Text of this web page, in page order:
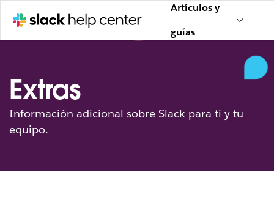
Artículos y
guías
Extras
Información adicional sobre Slack para ti y tu
equipo.